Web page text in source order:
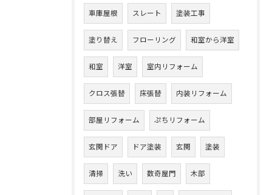
車庫屋根 スレート 塗装工事
塗り替え フローリング 和室から洋室
和室 洋室 室内リフォーム
クロス張替 床張替 内装リフォーム
部屋リフォーム ぷちリフォーム
玄関ドア ドア塗装 玄関 塗装
清掃 洗い 数奇屋門 木部